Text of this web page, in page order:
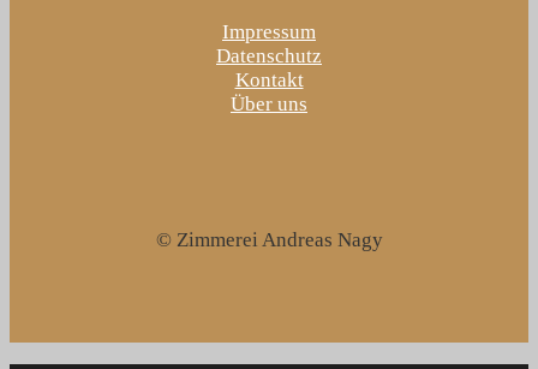
Impressum
Datenschutz
Kontakt
Über uns
© Zimmerei Andreas Nagy